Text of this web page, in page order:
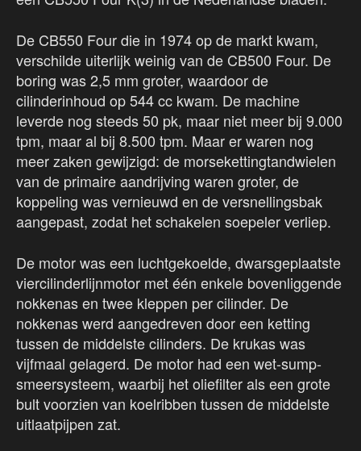
De CB550 Four die in 1974 op de markt kwam,
verschilde uiterlijk weinig van de CB500 Four. De
boring was 2,5 mm groter, waardoor de
cilinderinhoud op 544 cc kwam. De machine
leverde nog steeds 50 pk, maar niet meer bij 9.000
tpm, maar al bij 8.500 tpm. Maar er waren nog
meer zaken gewijzigd: de morsekettingtandwielen
van de primaire aandrijving waren groter, de
koppeling was vernieuwd en de versnellingsbak
aangepast, zodat het schakelen soepeler verliep.
De motor was een luchtgekoelde, dwarsgeplaatste
viercilinderlijnmotor met één enkele bovenliggende
nokkenas en twee kleppen per cilinder. De
nokkenas werd aangedreven door een ketting
tussen de middelste cilinders. De krukas was
vijfmaal gelagerd. De motor had een wet-sump-
smeersysteem, waarbij het oliefilter als een grote
bult voorzien van koelribben tussen de middelste
uitlaatpijpen zat.